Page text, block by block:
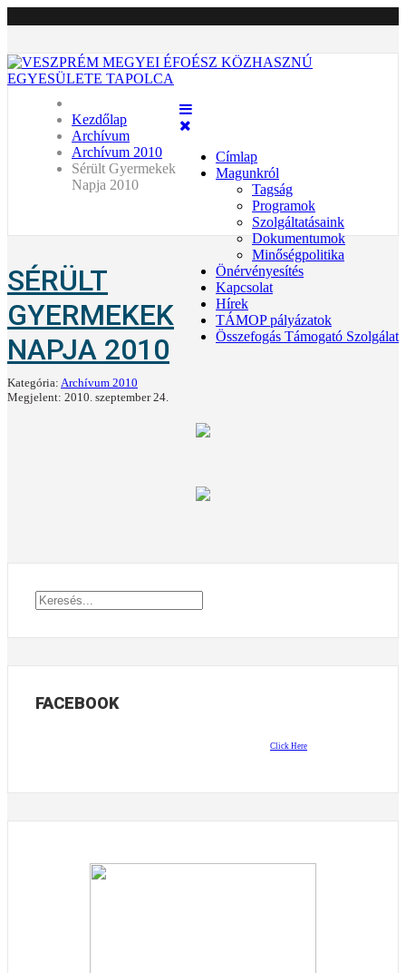
Címlap
Magunkról
Tagság
Programok
Szolgáltatásaink
Dokumentumok
Minőségpolitika
Önérvényesítés
Kapcsolat
Hírek
TÁMOP pályázatok
Összefogás Támogató Szolgálat
Kezdőlap
Archívum
Archívum 2010
Sérült Gyermekek
Napja 2010
SÉRÜLT
GYERMEKEK
NAPJA 2010
Kategória: Archívum 2010
Megjelent: 2010. szeptember 24.
FACEBOOK
Click Here